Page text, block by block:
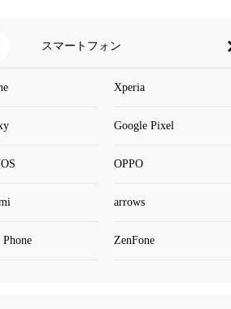
スマートフォン
Xperia
Google Pixel
OPPO
arrows
Phone ZenFone